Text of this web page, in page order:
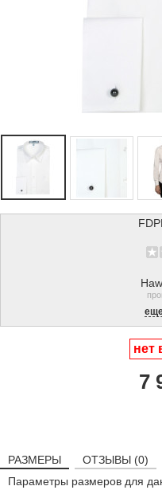
нет
7
РАЗМЕРЫ ОТЗЫВЫ (0)
Параметры размеров для